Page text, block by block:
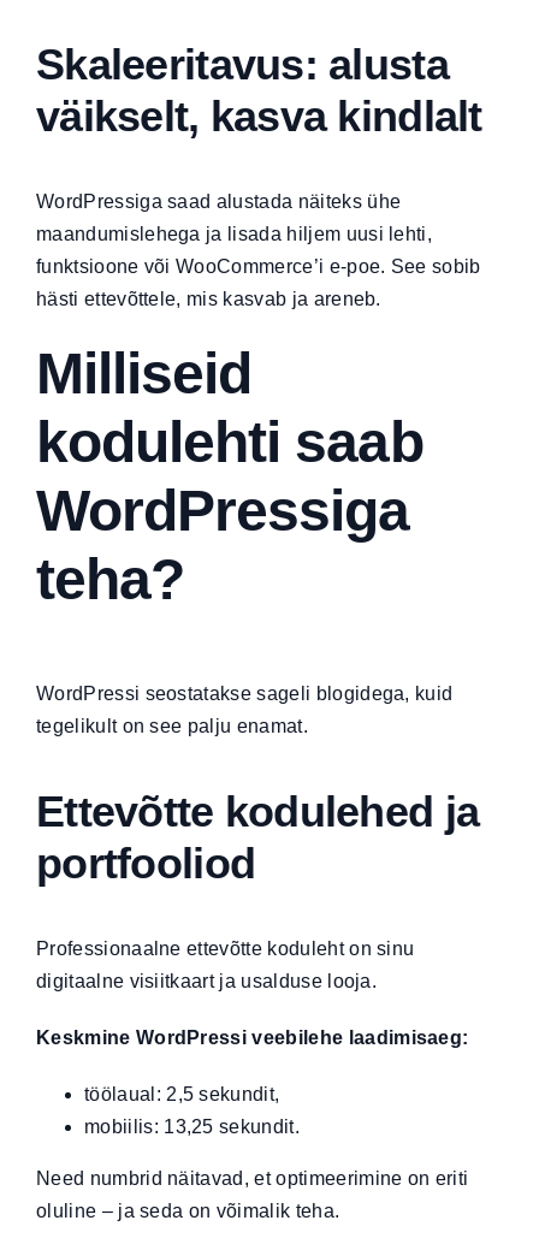
Skaleeritavus: alusta
väikselt, kasva kindlalt
WordPressiga saad alustada näiteks ühe
maandumislehega ja lisada hiljem uusi lehti,
funktsioone või WooCommerce’i e-poe. See sobib
hästi ettevõttele, mis kasvab ja areneb.
Milliseid
kodulehti saab
WordPressiga
teha?
WordPressi seostatakse sageli blogidega, kuid
tegelikult on see palju enamat.
Ettevõtte kodulehed ja
portfooliod
Professionaalneettevõtte kodulehton sinu
digitaalne visiitkaart ja usalduse looja.
Keskmine WordPressi veebilehe laadimisaeg:
töölaual: 2,5 sekundit,
mobiilis: 13,25 sekundit.
Need numbrid näitavad, et optimeerimine on eriti
oluline – ja seda on võimalik teha.